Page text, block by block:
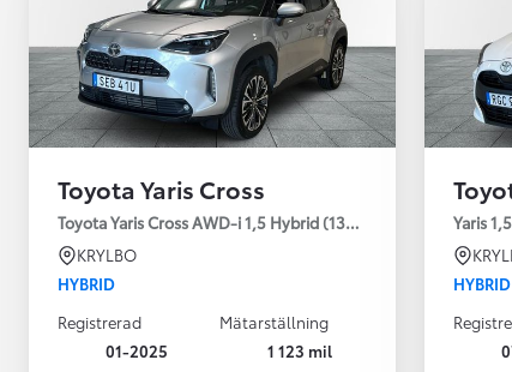
Toyota Yaris Cross
Toyota Yaris Cross AWD-i 1,5 Hybrid (130HK) Style V-hjul
KRYLBO
HYBRID
Registrerad
01-2025
Mätarställning
1 123 mil
Yaris
HYBRID